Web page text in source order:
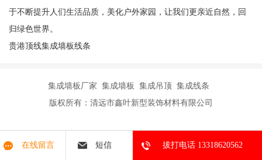
于不断提升人们生活品质，美化户外家园，让我们更亲近自然，回
归绿色世界。
贵港顶线集成墙板线条
集成墙板厂家 集成墙板 集成吊顶 集成线条
版权所有：清远市鑫叶新型装饰材料有限公司
在线留言 短信 拔打电话 13318620562